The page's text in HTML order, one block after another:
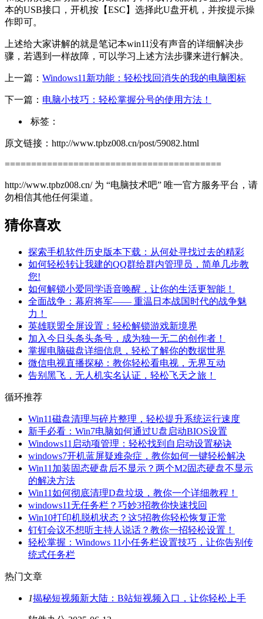
本的USB接口，开机按【ESC】选择此U盘开机，并按提示操
作即可。
上述给大家讲解的就是笔记本win11没有声音的详细解决步
骤，若遇到一样故障，可以学习上述方法步骤来进行解决。
上一篇： Windows11新功能：轻松找回消失的我的电脑图标
下一篇： 电脑小技巧：轻松掌握分号的使用方法！
标签：
原文链接：http://www.tpbz008.cn/post/59082.html
=========================================
http://www.tpbz008.cn/ 为 “电脑技术吧” 唯一官方服务平台，请
勿相信其他任何渠道。
猜你喜欢
探索手机软件历史版本下载：从何处寻找过去的精彩
如何轻松转让我建的QQ群给群内管理员，简单几步教
您!
如何解锁小爱同学语音唤醒，让你的生活更智能！
全面战争：幕府将军—— 重温日本战国时代的战争魅
力！
英雄联盟全屏设置：轻松解锁游戏新境界
加入今日头条头条号，成为独一无二的创作者！
掌握电脑磁盘详细信息，轻松了解你的数据世界
微信电视直播探秘：教你轻松看电视，无界互动
告别黑飞，无人机实名认证，轻松飞天之旅！
循环推荐
Win11磁盘清理与碎片整理，轻松提升系统运行速度
新手必看：Win7电脑如何通过U盘启动BIOS设置
Windows11启动项管理：轻松找到自启动设置秘诀
windows7开机蓝屏疑难杂症，教你如何一键轻松解决
Win11加装固态硬盘后不显示？两个M2固态硬盘不显示
的解决方法
Win11如何彻底清理D盘垃圾，教你一个详细教程！
windows11无任务栏？巧妙3招教你快速找回
Win10打印机脱机状态？这5招教你轻松恢复正常
钉钉会议不想听主持人说话？教你一招轻松设置！
轻松掌握：Windows 11小任务栏设置技巧，让你告别传
统式任务栏
热门文章
1揭秘短视频新大陆：B站短视频入口，让你轻松上手